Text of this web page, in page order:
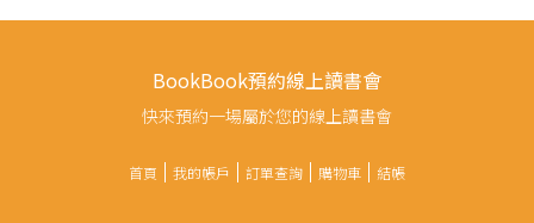
BookBook預約線上讀書會
快來預約一場屬於您的線上讀書會
首頁 我的帳戶 訂單查詢 購物車 結帳